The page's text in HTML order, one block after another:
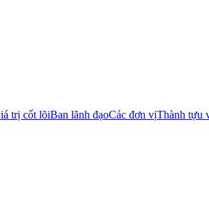
trị cốt lõiBan lãnh đạoCác đơn vịThành tựu